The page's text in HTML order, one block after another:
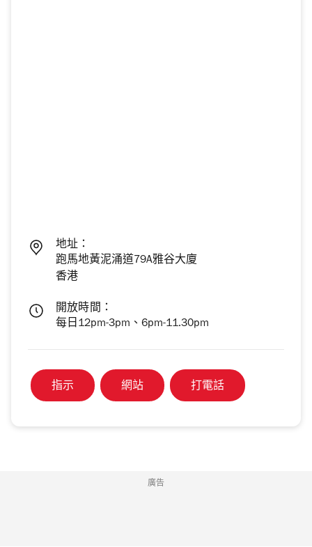
地址：
跑馬地黃泥涌道79A雅谷大廈
香港
開放時間：
每日12pm-3pm、6pm-11.30pm
指示 網站 打電話
廣告